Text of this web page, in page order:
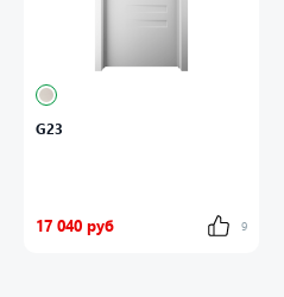
G23
17 040 руб 9